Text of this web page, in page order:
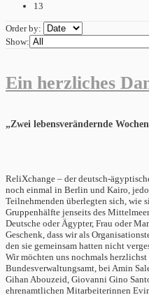
13
Order by:
Show:
Ein herzliches
„Zwei lebensverändernde
ReliXchange – der deutsch-
noch einmal in Berlin und Kairo,
Teilnehmenden überlegten sich, wie
Gruppenhälfte jenseits des
Deutsche oder Ägypter, Frau oder
Geschenk, dass wir als
den sie gemeinsam hatten nicht
Wir möchten uns nochmals
Bundesverwaltungsamt, bei Amin
Gihan Abouzeid, Giovanni Gino
ehrenamtlichen Mitarbeiterinnen